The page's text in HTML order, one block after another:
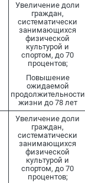
Увеличение доли
граждан,
систематически
занимающихся
физической
культурой и
спортом, до 70
процентов;
Повышение
ожидаемой
продолжительности
жизни до 78 лет
Увеличение доли
граждан,
систематически
занимающихся
физической
культурой и
спортом, до 70
процентов;